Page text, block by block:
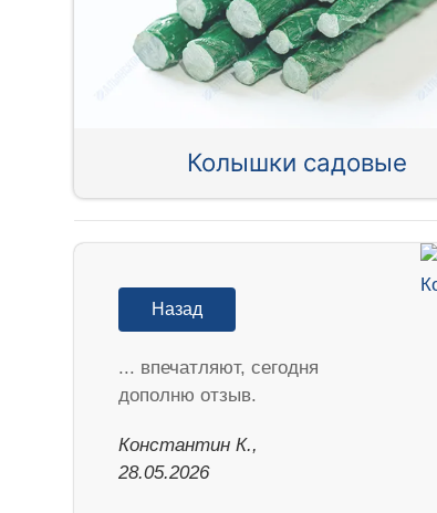
Колышки садовые
Назад
... впечатляют, сегодня
дополню отзыв.
Константин К.,
28.05.2026